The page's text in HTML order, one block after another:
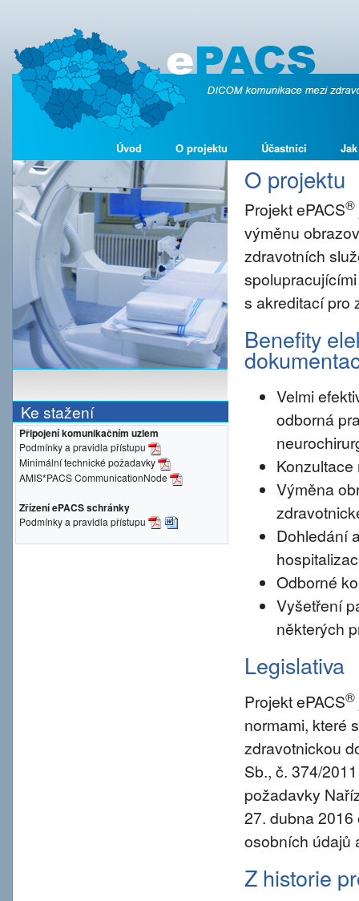
Úvod O projektu Účastníci
Ke stažení
Připojení komunikačním uzlem
Podmínky a pravidla přístupu
Minimální technické požadavky
AMIS*PACS CommunicationNode
Zřízení ePACS schránky
Podmínky a pravidla přístupu
O projektu
Projekt ePACS®
výměnu
zdravotních
s akreditací pro
Benefity
Velmi
odborná
Výměna
Dohledání
Odborné
Vyšetření
některých
Legislativa
Projekt ePACS®
normami, které
zdravotnickou
Sb., č. 374/
požadavky
27. dubna
osobních údajů
Z historie